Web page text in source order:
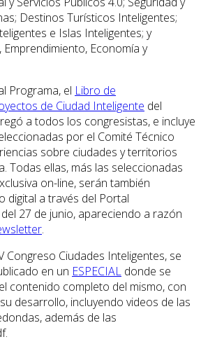
Destinos Turísticos Inteligentes;
e Islas Inteligentes; y
Economía y
Programa, el Libro de
de Ciudad Inteligente del
a todos los congresistas, e incluye
por el Comité Técnico
sobre ciudades y territorios
Todas ellas, más las seleccionadas
on-line, serán también
digital a través del Portal
27 de junio, apareciendo a razón
.
Congreso Ciudades Inteligentes, se
en un ESPECIAL donde se
contenido completo del mismo, con
desarrollo, incluyendo videos de las
además de las